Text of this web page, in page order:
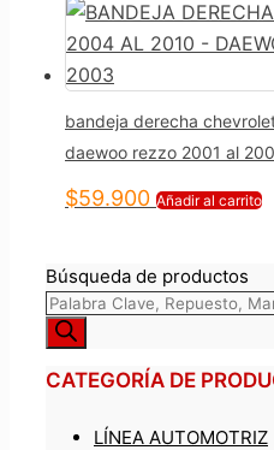
bandeja derecha
daewoo rezzo 2001 al
$59.900 Añadir al carrito
Búsqueda de productos
CATEGORÍA DE
LÍNEA AUTOMOTRIZ